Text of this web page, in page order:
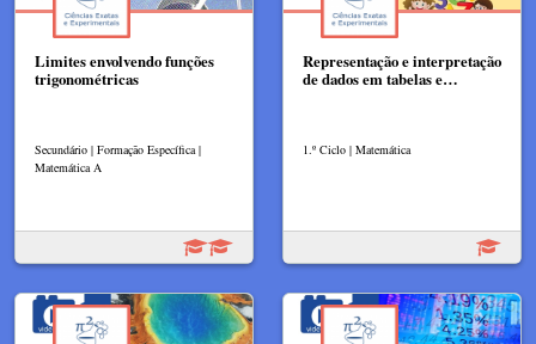
Limites envolvendo funções
trigonométricas
Secundário | Formação Específica |
Matemática A
Representação e interpretação
de dados em tabelas e…
1.º Ciclo | Matemática